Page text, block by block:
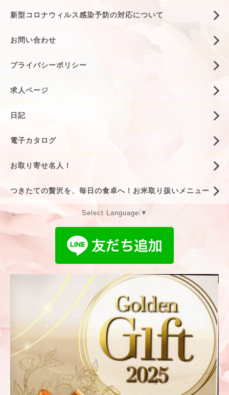
新型コロナウィルス感染予防の対応について
お問い合わせ
プライバシーポリシー
求人ページ
日記
電子カタログ
お取り寄せ名人！
つきたての贅沢を、毎日の食卓へ！お米取り扱いメニュー
Select Language ▼